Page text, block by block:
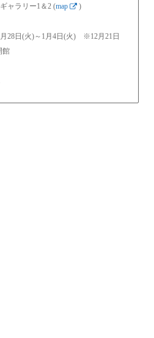
ャラリー1＆2 (map
)
28日(火)～1月4日(火) ※12月21日
館